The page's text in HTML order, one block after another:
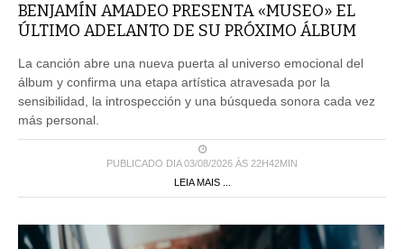
BENJAMÍN AMADEO PRESENTA «MUSEO» EL
ÚLTIMO ADELANTO DE SU PRÓXIMO ÁLBUM
La canción abre una nueva puerta al universo emocional del
álbum y confirma una etapa artística atravesada por la
sensibilidad, la introspección y una búsqueda sonora cada vez
más personal.
PUBLICADO DIA 03/08/2026 ÀS 22H42MIN
LEIA MAIS ...